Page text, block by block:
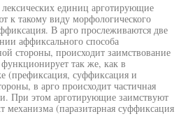
единиц арготирующие
к такому виду морфологического
В арго прослеживаются две
аффиксального способа
стороны, происходит заимствование
так же, как в
(префиксация, суффиксация и
в арго происходит частичная
При этом арготирующие заимствуют
механизма (паразитарная суффиксация